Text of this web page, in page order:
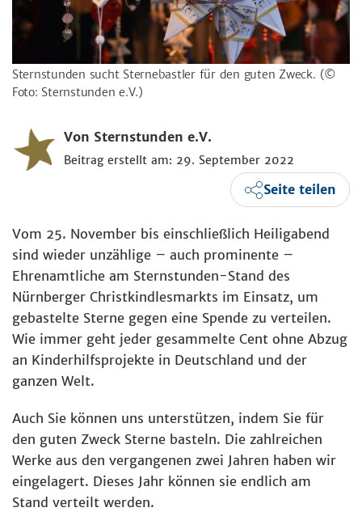
Sternstunden sucht Sternebastler für den guten Zweck. (©
Foto: Sternstunden e.V.)
Von Sternstunden e.V.
Beitrag erstellt am: 29. September 2022
Seite teilen
Vom 25. November bis einschließlich Heiligabend
sind wieder unzählige – auch prominente –
Ehrenamtliche am Sternstunden-Stand des
Nürnberger Christkindlesmarkts im Einsatz, um
gebastelte Sterne gegen eine Spende zu verteilen.
Wie immer geht jeder gesammelte Cent ohne Abzug
an Kinderhilfsprojekte in Deutschland und der
ganzen Welt.
Auch Sie können uns unterstützen, indem Sie für
den guten Zweck Sterne basteln. Die zahlreichen
Werke aus den vergangenen zwei Jahren haben wir
eingelagert. Dieses Jahr können sie endlich am
Stand verteilt werden.